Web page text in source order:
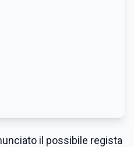
il possibile regista